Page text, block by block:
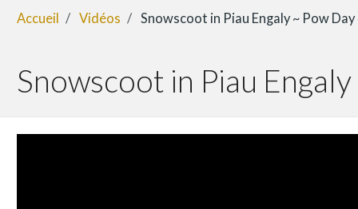
Accueil Vidéos Snowscoot in Piau Engaly ~ Pow Day
Snowscoot in Piau